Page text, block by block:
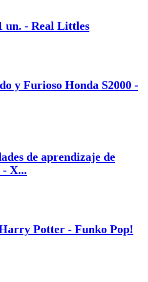
un. - Real Littles
y Furioso Honda S2000 -
de aprendizaje de
X...
Potter - Funko Pop!